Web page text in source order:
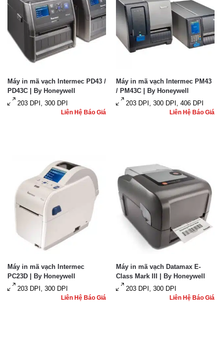
Máy in mã vạch Intermec PD43 /
PD43C | By Honeywell
203 DPI, 300 DPI
Liên Hệ Báo Giá
Máy in mã vạch Intermec PM43
/ PM43C | By Honeywell
203 DPI, 300 DPI, 406 DPI
Liên Hệ Báo Giá
Máy in mã vạch Intermec
PC23D | By Honeywell
203 DPI, 300 DPI
Liên Hệ Báo Giá
Máy in mã vạch Datamax E-
Class Mark III | By Honeywell
203 DPI, 300 DPI
Liên Hệ Báo Giá